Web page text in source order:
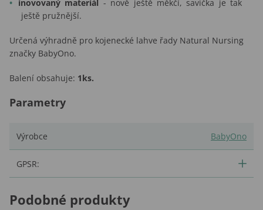
inovovaný materiál - nově ještě měkčí, savička je tak
ještě pružnější.
Určená výhradně pro kojenecké lahve řady Natural Nursing
značky BabyOno.
Balení obsahuje: 1ks.
Parametry
Výrobce BabyOno
GPSR:
Podobné produkty